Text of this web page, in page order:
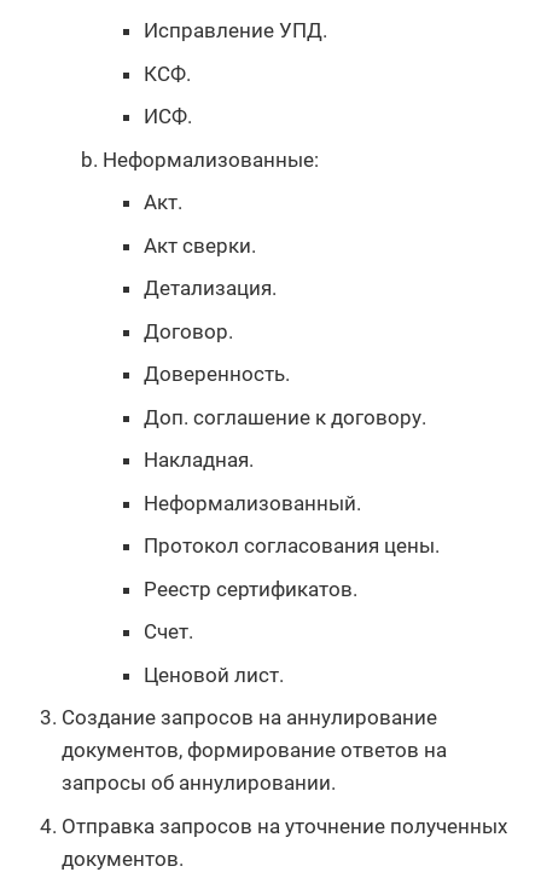
Исправление УПД.
КСФ.
ИСФ.
Неформализованные:
Акт.
Акт сверки.
Детализация.
Договор.
Доверенность.
Доп. соглашение к договору.
Накладная.
Неформализованный.
Протокол согласования цены.
Реестр сертификатов.
Счет.
Ценовой лист.
Создание запросов на аннулирование
документов, формирование ответов на
запросы об аннулировании.
Отправка запросов на уточнение полученных
документов.